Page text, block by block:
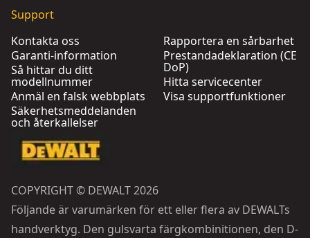
Support
Kontakta oss
Garanti-information
Så hittar du ditt
modellnummer
Anmäl en falsk webbplats
Säkerhetsmeddelanden
och återkallelser
Rapportera en sårbarhet
Prestandadeklaration (CE
DoP)
Hitta servicecenter
Visa supportfunktioner
COPYRIGHT © DEWALT 2026
Följande är varumärken för ett eller flera av DEWALTs
handverktyg. Den gulsvarta färgkombinitionen, den D-